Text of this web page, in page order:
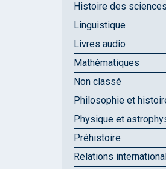
Histoire des sciences
Linguistique
Livres audio
Mathématiques
Non classé
Philosophie et
Physique et
Préhistoire
Relations